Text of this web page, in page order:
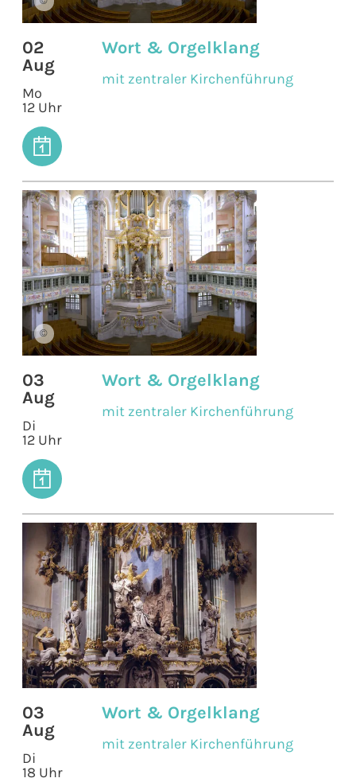
02
Aug
Mo
12 Uhr
Wort & Orgelklang
mit zentraler Kirchenführung
©
03
Aug
Di
12 Uhr
Wort & Orgelklang
mit zentraler Kirchenführung
03
Aug
Di
18 Uhr
Wort & Orgelklang
mit zentraler Kirchenführung